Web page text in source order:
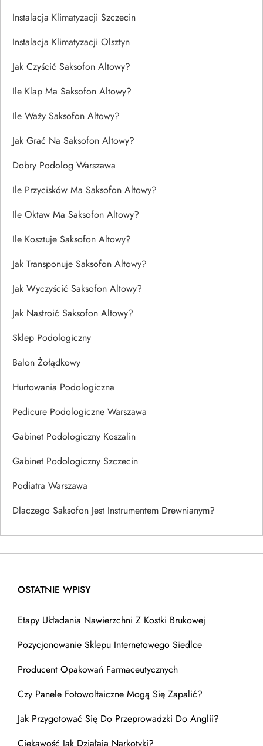
Instalacja Klimatyzacji Szczecin
Instalacja Klimatyzacji Olsztyn
Jak Czyścić Saksofon Altowy?
Ile Klap Ma Saksofon Altowy?
Ile Waży Saksofon Altowy?
Jak Grać Na Saksofon Altowy?
Dobry Podolog Warszawa
Ile Przycisków Ma Saksofon Altowy?
Ile Oktaw Ma Saksofon Altowy?
Ile Kosztuje Saksofon Altowy?
Jak Transponuje Saksofon Altowy?
Jak Wyczyścić Saksofon Altowy?
Jak Nastroić Saksofon Altowy?
Sklep Podologiczny
Balon Żołądkowy
Hurtowania Podologiczna
Pedicure Podologiczne Warszawa
Gabinet Podologiczny Koszalin
Gabinet Podologiczny Szczecin
Podiatra Warszawa
Dlaczego Saksofon Jest Instrumentem Drewnianym?
OSTATNIE WPISY
Etapy Układania Nawierzchni Z Kostki Brukowej
Pozycjonowanie Sklepu Internetowego Siedlce
Producent Opakowań Farmaceutycznych
Czy Panele Fotowoltaiczne Mogą Się Zapalić?
Jak Przygotować Się Do Przeprowadzki Do Anglii?
Ciekawość Jak Działają Narkotyki?